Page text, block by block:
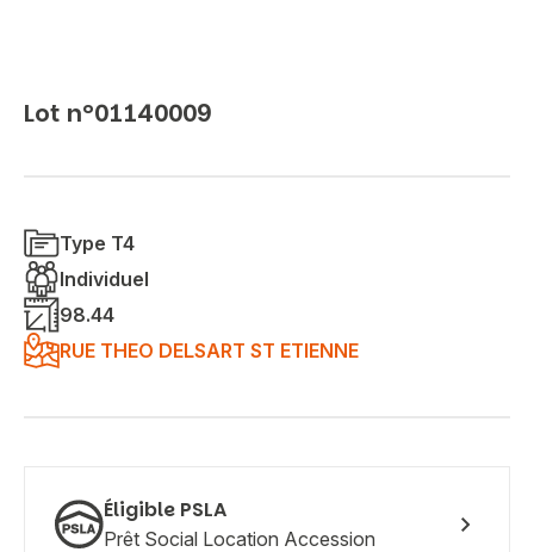
Lot n°01140009
Type T4
Individuel
98.44
RUE THEO DELSART ST ETIENNE
Éligible PSLA
Prêt Social Location Accession